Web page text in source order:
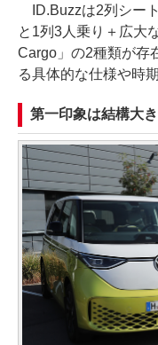
ID.Buzzは2列シー
と1列3人乗り＋広大
Cargo」の2種類が存
る具体的な仕様や時
第一印象は結構大